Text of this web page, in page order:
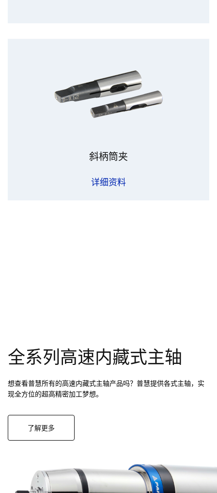
斜柄筒夹
详细资料
全系列高速内藏式主轴
想查看普慧所有的高速内藏式主轴产品吗？普慧提供各式主轴，实
现全方位的超高精密加工梦想。
了解更多